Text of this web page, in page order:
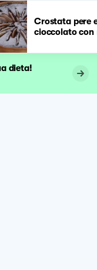
Crostata pere
cioccolato
dieta!